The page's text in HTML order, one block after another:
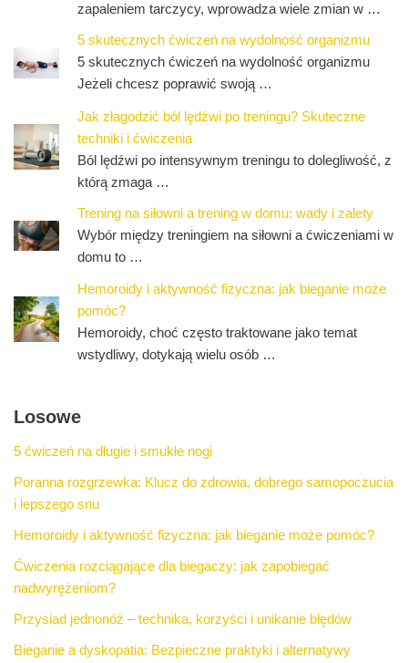
zapaleniem tarczycy, wprowadza wiele zmian w …
5 skutecznych ćwiczeń na wydolność organizmu
5 skutecznych ćwiczeń na wydolność organizmu
Jeżeli chcesz poprawić swoją …
Jak złagodzić ból lędźwi po treningu? Skuteczne
techniki i ćwiczenia
Ból lędźwi po intensywnym treningu to dolegliwość, z
którą zmaga …
Trening na siłowni a trening w domu: wady i zalety
Wybór między treningiem na siłowni a ćwiczeniami w
domu to …
Hemoroidy i aktywność fizyczna: jak bieganie może
pomóc?
Hemoroidy, choć często traktowane jako temat
wstydliwy, dotykają wielu osób …
Losowe
5 ćwiczeń na długie i smukłe nogi
Poranna rozgrzewka: Klucz do zdrowia, dobrego samopoczucia
i lepszego snu
Hemoroidy i aktywność fizyczna: jak bieganie może pomóc?
Ćwiczenia rozciągające dla biegaczy: jak zapobiegać
nadwyrężeniom?
Przysiad jednonóż – technika, korzyści i unikanie błędów
Bieganie a dyskopatia: Bezpieczne praktyki i alternatywy